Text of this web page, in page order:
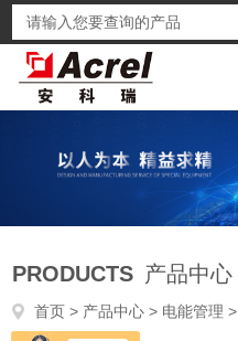
PRODUCTS 产品中心
首页 > 产品中心 > 电能管理 >